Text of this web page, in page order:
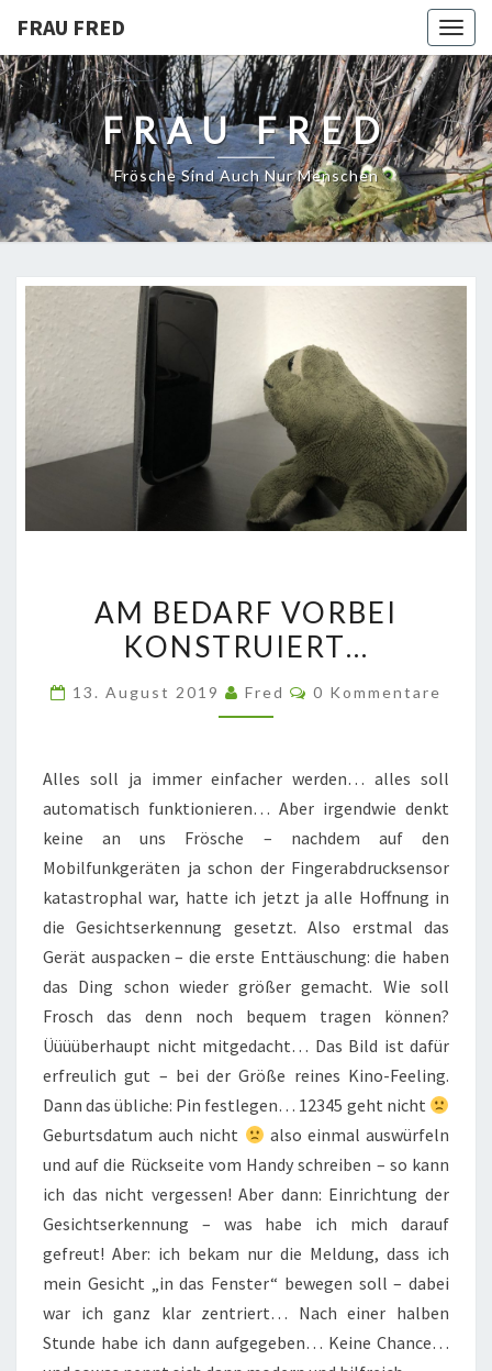
FRAU FRED
FRAU FRED
Frösche Sind Auch Nur Menschen
BEDARF
VORBEI
AM BEDARF VORBEI
KONSTRUIERT…
13. August 2019 Fred Kommentare
0 Kommentare
Alles soll ja immer einfacher werden… alles soll
automatisch funktionieren… Aber irgendwie denkt
keine an uns Frösche – nachdem auf den
Mobilfunkgeräten ja schon der Fingerabdrucksensor
katastrophal war, hatte ich jetzt ja alle Hoffnung in
die Gesichtserkennung gesetzt. Also erstmal das
Gerät auspacken – die erste Enttäuschung: die haben
das Ding schon wieder größer gemacht. Wie soll
Frosch das denn noch bequem tragen können?
Üüüüberhaupt nicht mitgedacht… Das Bild ist dafür
erfreulich gut – bei der Größe reines Kino-Feeling.
Dann das übliche: Pin festlegen… 12345 geht nicht
Geburtsdatum auch nicht
also einmal auswürfeln
und auf die Rückseite vom Handy schreiben – so kann
ich das nicht vergessen! Aber dann: Einrichtung der
Gesichtserkennung – was habe ich mich darauf
gefreut! Aber: ich bekam nur die Meldung, dass ich
mein Gesicht „in das Fenster“ bewegen soll – dabei
war ich ganz klar zentriert… Nach einer halben
Stunde habe ich dann aufgegeben… Keine Chance…